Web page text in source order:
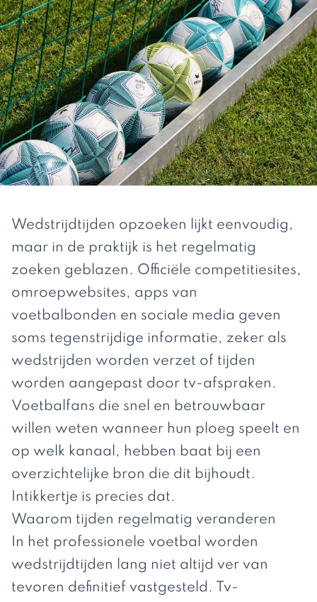
Wedstrijdtijden opzoeken lijkt eenvoudig,
maar in de praktijk is het regelmatig
zoeken geblazen. Officiële competitiesites,
omroepwebsites, apps van
voetbalbonden en sociale media geven
soms tegenstrijdige informatie, zeker als
wedstrijden worden verzet of tijden
worden aangepast door tv-afspraken.
Voetbalfans die snel en betrouwbaar
willen weten wanneer hun ploeg speelt en
op welk kanaal, hebben baat bij een
overzichtelijke bron die dit bijhoudt.
Intikkertje is precies dat.
Waarom tijden regelmatig veranderen
In het professionele voetbal worden
wedstrijdtijden lang niet altijd ver van
tevoren definitief vastgesteld. Tv-